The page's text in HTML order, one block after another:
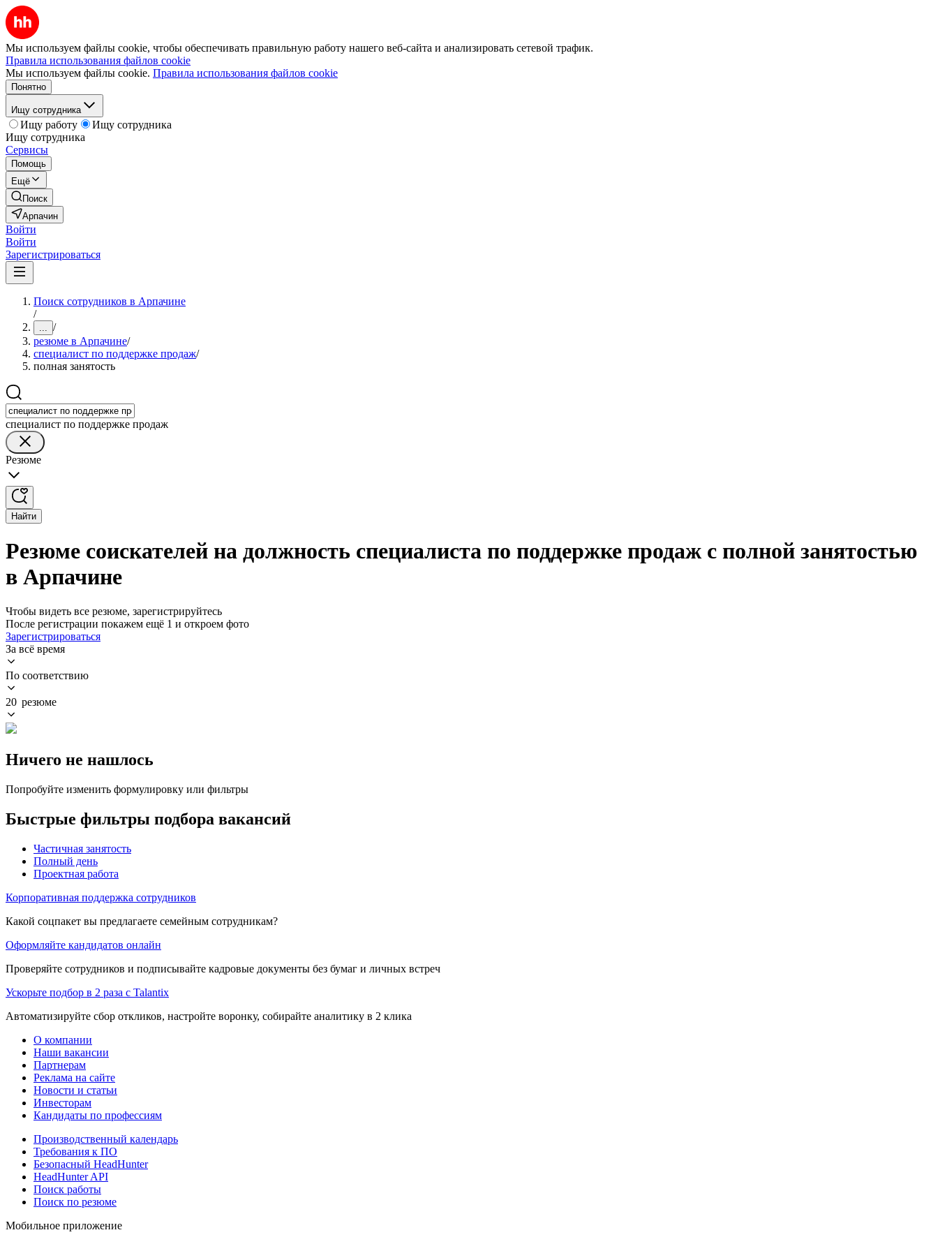
Мы используем файлы cookie, чтобы обеспечивать правильную работу нашего веб-сайта и анализировать сетевой трафик.
Правила использования файлов cookie
Мы используем файлы cookie. Правила использования файлов cookie
Понятно
Ищу сотрудника
Ищу работу
Ищу сотрудника
Ищу сотрудника
Сервисы
Помощь
Ещё
Поиск
Арпачин
Войти
Войти
Зарегистрироваться
Поиск сотрудников в Арпачине
/
... /
резюме в Арпачине/
специалист по поддержке продаж/
полная занятость
специалист по поддержке продаж
Резюме
Найти
Резюме соискателей на должность специалиста по поддержке продаж с полной занятостью
в Арпачине
Чтобы видеть все резюме, зарегистрируйтесь
После регистрации покажем ещё 1 и откроем фото
Зарегистрироваться
За всё время
По соответствию
20 резюме
Ничего не нашлось
Попробуйте изменить формулировку или фильтры
Быстрые фильтры подбора вакансий
Частичная занятость
Полный день
Проектная работа
Корпоративная поддержка сотрудников
Какой соцпакет вы предлагаете семейным сотрудникам?
Оформляйте кандидатов онлайн
Проверяйте сотрудников и подписывайте кадровые документы без бумаг и личных встреч
Ускорьте подбор в 2 раза с Talantix
Автоматизируйте сбор откликов, настройте воронку, собирайте аналитику в 2 клика
О компании
Наши вакансии
Партнерам
Реклама на сайте
Новости и статьи
Инвесторам
Кандидаты по профессиям
Производственный календарь
Требования к ПО
Безопасный HeadHunter
HeadHunter API
Поиск работы
Поиск по резюме
Мобильное приложение